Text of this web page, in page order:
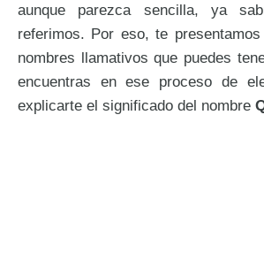
aunque parezca sencilla, ya
referimos. Por eso, te
nombres llamativos que puedes
encuentras en ese proceso de
explicarte el significado del nombre